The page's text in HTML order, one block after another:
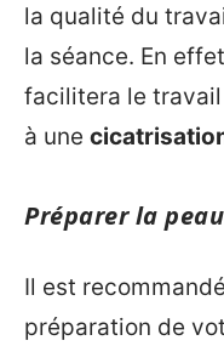
la qualité du
la séance. En
facilitera le
à une
Préparer la peau
Il est
préparation de